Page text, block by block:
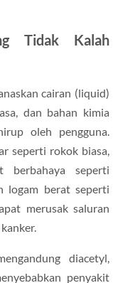
Tidak Kalah
cairan (liquid)
dan bahan kimia
oleh pengguna.
seperti rokok biasa,
berbahaya seperti
logam berat seperti
merusak saluran
diacetyl,
penyakit